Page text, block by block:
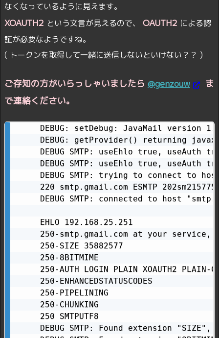
なくなっているように見えます。
XOAUTH2 という文言が見えるので、 OAUTH2 による認
証が必要なようですね。
( トークンを取得して一緒に送信しないといけない？？ )
ご存知の方がいらっしゃいましたら @genzouw
ま
で連絡ください。
DEBUG: setDebug: JavaMail version
DEBUG: getProvider() returning
DEBUG SMTP: useEhlo true, useAuth
DEBUG SMTP: useEhlo true, useAuth
DEBUG SMTP: trying to connect to
220 smtp.gmail.com ESMTP
DEBUG SMTP: connected to host
EHLO 192.168.25.251
250-smtp.gmail.com at your service,
250-SIZE 35882577
250-8BITMIME
250-AUTH LOGIN PLAIN XOAUTH2 PLAIN-
250-ENHANCEDSTATUSCODES
250-PIPELINING
250-CHUNKING
250 SMTPUTF8
DEBUG SMTP: Found extension "SIZE",